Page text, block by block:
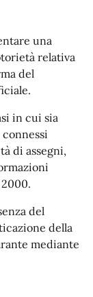
una
relativa
del
in cui sia
di assegni,
del
della
mediante